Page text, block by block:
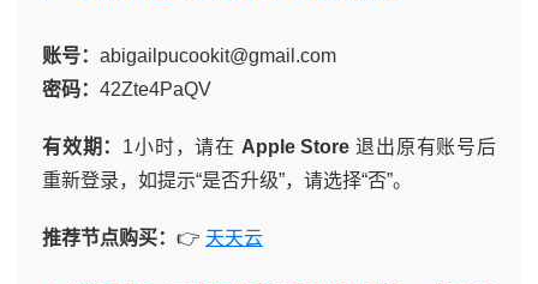
账号： abigailpucookit@gmail.com
密码： 42Zte4PaQV
有效期： 1小时，请在 Apple Store 退出原有账号后
重新登录，如提示“是否升级”，请选择“否”。
推荐节点购买： 👉 天天云